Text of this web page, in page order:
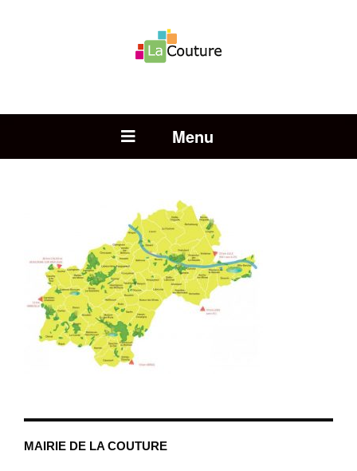
Open Menu
MAIRIE DE LA COUTURE